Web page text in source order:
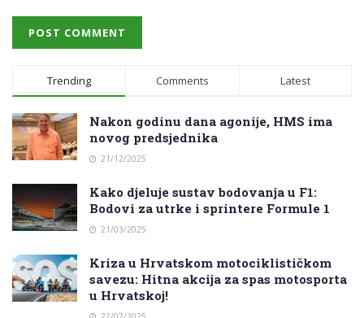
Trending Comments Latest
Nakon godinu dana agonije, HMS ima
novog predsjednika
21/12/2025
Kako djeluje sustav bodovanja u F1:
Bodovi za utrke i sprintere Formule 1
21/03/2025
Kriza u Hrvatskom motociklističkom
savezu: Hitna akcija za spas motosporta
u Hrvatskoj!